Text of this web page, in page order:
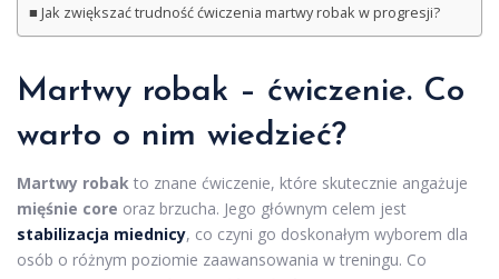
Jak zwiększać trudność ćwiczenia martwy robak w progresji?
Martwy robak – ćwiczenie. Co
warto o nim wiedzieć?
Martwy robak to znane ćwiczenie, które skutecznie angażuje
mięśnie core oraz brzucha. Jego głównym celem jest
stabilizacja miednicy, co czyni go doskonałym wyborem dla
osób o różnym poziomie zaawansowania w treningu. Co